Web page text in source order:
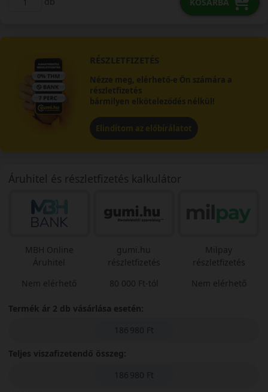
RÉSZLETFIZETÉS
Nézze meg, elérhető-e Ön számára a
részletfizetés
bármilyen elköteleződés nélkül!
Elindítom az előbírálatot
Áruhitel és részletfizetés kalkulátor
MBH Online
Áruhitel
Nem elérhető
gumi.hu
részletfizetés
80 000 Ft-tól
Milpay
részletfizetés
Nem elérhető
Termék ár 2 db vásárlása esetén:
186 980 Ft
Teljes viszafizetendő összeg:
186 980 Ft